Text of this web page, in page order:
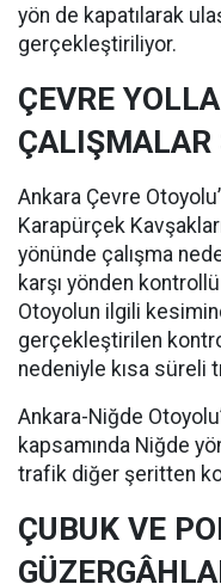
yön de kapatılarak
gerçekleştiriliyor.
ÇEVRE
ÇALIŞMALAR
Ankara Çevre
Karapürçek
yönünde çalışma
karşı yönden
Otoyolun ilgili
gerçekleştirilen
nedeniyle kısa süreli
Ankara-Niğde
kapsamında Niğde
trafik diğer şeritten
ÇUBUK VE